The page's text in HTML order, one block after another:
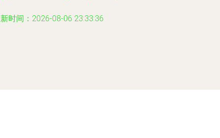
时间：2026-08-06 23:33:36